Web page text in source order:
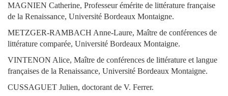
MAGNIEN Catherine, Professeur émérite de littérature française
de la Renaissance, Université Bordeaux Montaigne.
METZGER-RAMBACH Anne-Laure, Maître de conférences de
littérature comparée, Université Bordeaux Montaigne.
VINTENON Alice, Maître de conférences de littérature et langue
françaises de la Renaissance, Université Bordeaux Montaigne.
CUSSAGUET Julien, doctorant de V. Ferrer.